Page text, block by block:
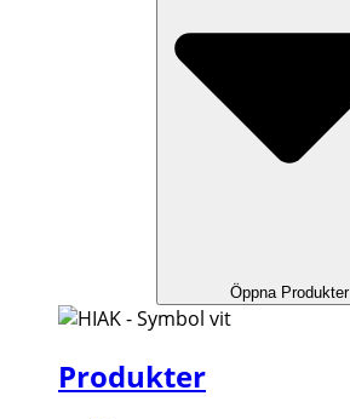
Öppna Produkter
Produkter